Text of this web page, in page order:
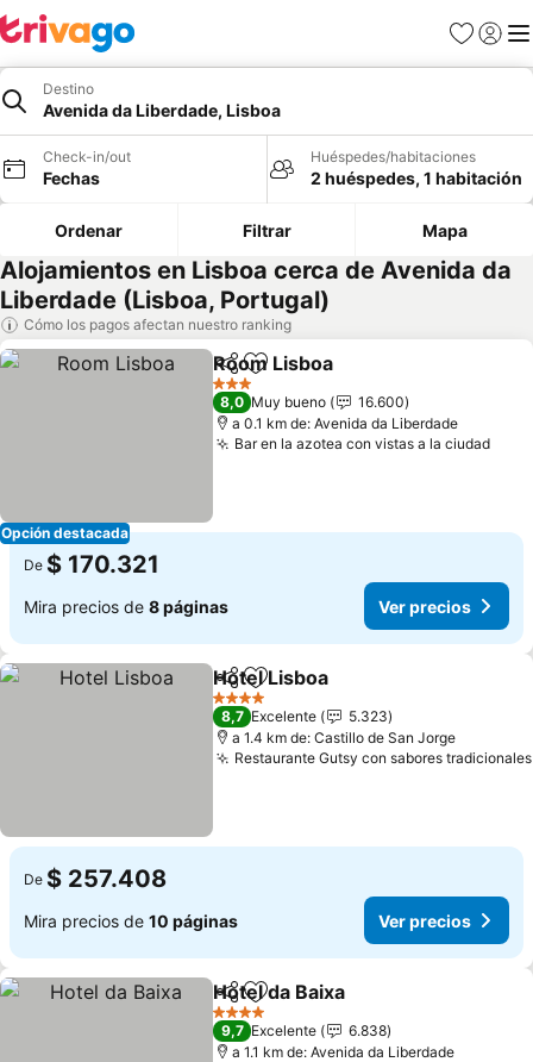
Favoritos
Iniciar
Destino
Avenida da Liberdade, Lisboa
Check-in/out
Fechas
Huéspedes/habitaciones
2 huéspedes, 1 habitación
Ordenar Filtrar Mapa
Alojamientos en Lisboa cerca de Avenida da
Liberdade (Lisboa, Portugal)
Cómo los pagos afectan nuestro ranking
Opción destacada
CompartirAgregar a favoritos
Room Lisboa
3 Estrellas
8,0 Muy bueno
16.600
a 0.1 km de: Avenida da Liberdade
Bar en la azotea con vistas a la ciudad
De $ 170.321
Mira precios de 8 páginas Ver precios
CompartirAgregar a favoritos
Hotel Lisboa
4 Estrellas
8,7 Excelente
5.323
a 1.4 km de: Castillo de San Jorge
Restaurante Gutsy con sabores tradicionales
De $ 257.408
Mira precios de 10 páginas Ver precios
CompartirAgregar a favoritos
Hotel da Baixa
4 Estrellas
9,7 Excelente
6.838
a 1.1 km de: Avenida da Liberdade